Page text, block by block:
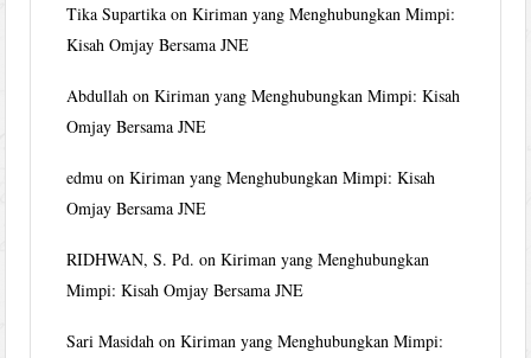
Tika Supartika onKiriman yang Menghubungkan Mimpi:
Kisah Omjay Bersama JNE
Abdullah onKiriman yang Menghubungkan Mimpi: Kisah
Omjay Bersama JNE
edmu onKiriman yang Menghubungkan Mimpi: Kisah
Omjay Bersama JNE
RIDHWAN, S. Pd. onKiriman yang Menghubungkan
Mimpi: Kisah Omjay Bersama JNE
Sari Masidah onKiriman yang Menghubungkan Mimpi: